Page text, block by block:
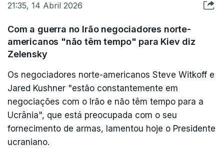
O Tesouro assegura participar no esforço de
guerra americano "mantendo uma pressão
máxima sobre o Irão".
Neste contexto, diz estar "pronto a impor sanções
secundárias às instituições financeiras
estrangeiras que continuem a apoiar as
atividades" de Teerão.
21:35, 14 Abril 2026
Com a guerra no Irão negociadores norte-
americanos "não têm tempo" para Kiev diz
Zelensky
Os negociadores norte-americanos Steve Witkoff e
Jared Kushner "estão constantemente em
negociações com o Irão e não têm tempo para a
Ucrânia", que está preocupada com o seu
fornecimento de armas, lamentou hoje o Presidente
ucraniano.